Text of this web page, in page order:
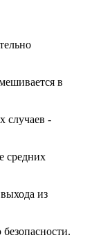
в
случаев -
средних
из